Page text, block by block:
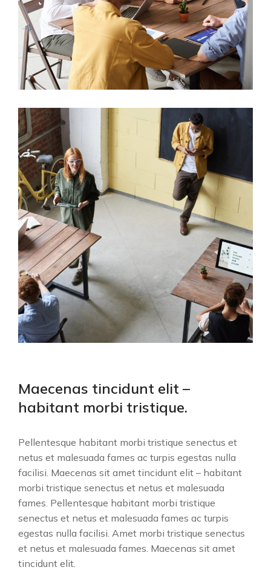
Maecenas tincidunt elit –
habitant morbi tristique.
Pellentesque habitant morbi tristique senectus et
netus et malesuada fames ac turpis egestas nulla
facilisi. Maecenas sit amet tincidunt elit – habitant
morbi tristique senectus et netus et malesuada
fames. Pellentesque habitant morbi tristique
senectus et netus et malesuada fames ac turpis
egestas nulla facilisi. Amet morbi tristique senectus
et netus et malesuada fames. Maecenas sit amet
tincidunt elit.